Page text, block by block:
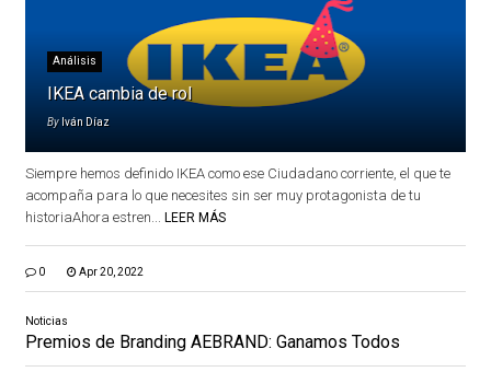
Análisis
IKEA cambia de rol
By Iván Díaz
Siempre hemos definido IKEA como ese Ciudadano corriente, el que te
acompaña para lo que necesites sin ser muy protagonista de tu
historiaAhora estren...
LEER MÁS
0 Apr 20, 2022
Noticias
Premios de Branding AEBRAND: Ganamos Todos